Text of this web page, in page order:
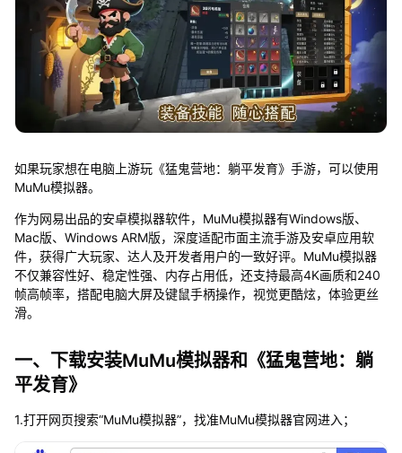
如果玩家想在电脑上游玩《猛鬼营地：躺平发育》手游，可以使用
MuMu模拟器。
作为网易出品的安卓模拟器软件，MuMu模拟器有Windows版、
Mac版、Windows ARM版，深度适配市面主流手游及安卓应用软
件，获得广大玩家、达人及开发者用户的一致好评。MuMu模拟器
不仅兼容性好、稳定性强、内存占用低，还支持最高4K画质和240
帧高帧率，搭配电脑大屏及键鼠手柄操作，视觉更酷炫，体验更丝
滑。
一、下载安装MuMu模拟器和《猛鬼营地：躺
平发育》
1.打开网页搜索“MuMu模拟器”，找准MuMu模拟器官网进入；